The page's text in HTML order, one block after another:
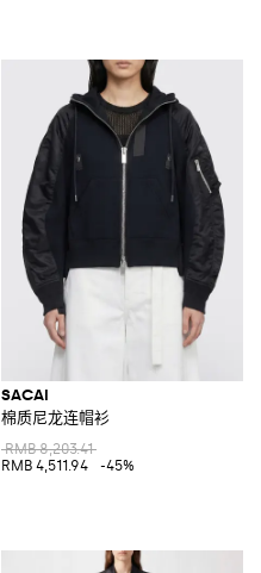
SACAI
棉质尼龙连帽衫
RMB 8,203.41
RMB 4,511.94
-45%